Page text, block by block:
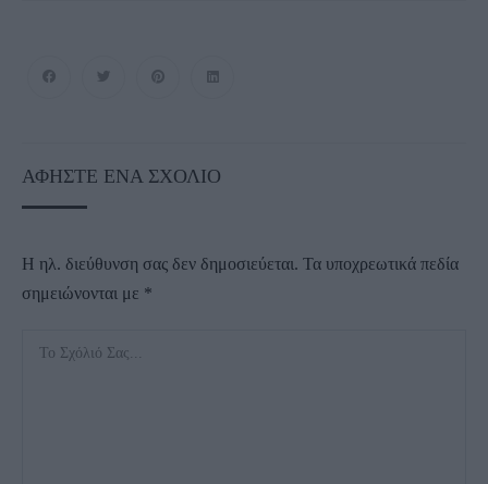
ΑΦΉΣΤΕ ΈΝΑ ΣΧΌΛΙΟ
Η ηλ. διεύθυνση σας δεν δημοσιεύεται. Τα υποχρεωτικά πεδία
σημειώνονται με *